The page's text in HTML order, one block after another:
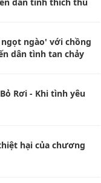
ngào' với chồng
dân tình tan chảy
Rơi - Khi tình yêu
hại của chương